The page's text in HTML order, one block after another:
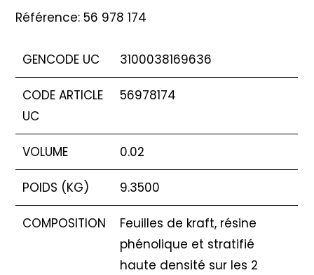
Référence: 56 978 174
GENCODE UC 3100038169636
CODE ARTICLE
UC
56978174
VOLUME 0.02
POIDS (KG) 9.3500
COMPOSITION
Feuilles de kraft, résine
phénolique et stratifié
haute densité sur les 2